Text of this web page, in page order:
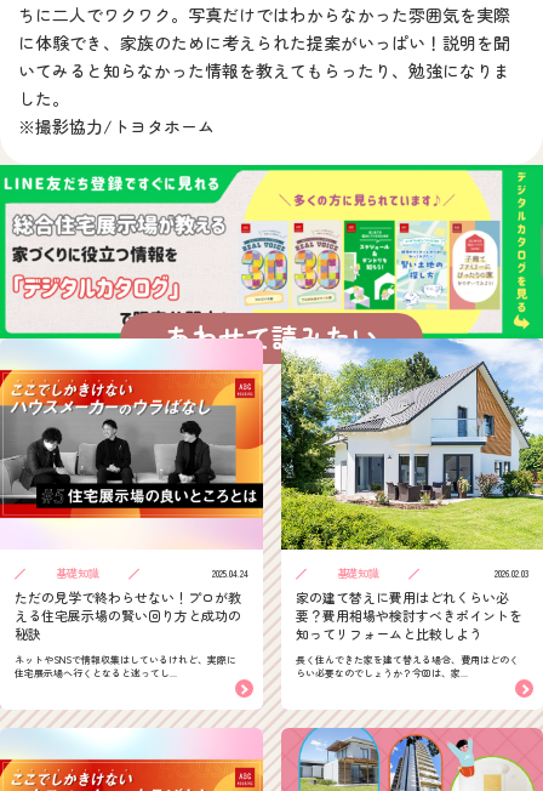
ちに二人でワクワク。写真だけではわからなかった雰囲気を実際
に体験でき、家族のために考えられた提案がいっぱい！説明を聞
いてみると知らなかった情報を教えてもらったり、勉強になりま
した。
※撮影協力/トヨタホーム
あわせて読みたい
基礎知識 2025.04.24
ただの見学で終わらせない！プロが教
える住宅展示場の賢い回り方と成功の
秘訣
ネットやSNSで情報収集はしているけれど、実際に
住宅展示場へ行くとなると迷ってし...
基礎知識 2026.02.03
家の建て替えに費用はどれくらい必
要？費用相場や検討すべきポイントを
知ってリフォームと比較しよう
長く住んできた家を建て替える場合、費用はどのく
らい必要なのでしょうか？今回は、家...